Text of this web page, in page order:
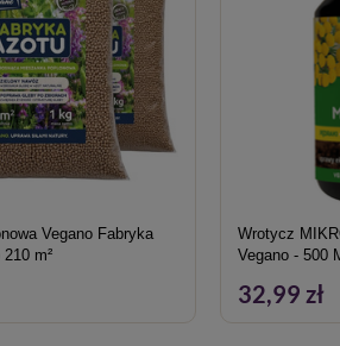
roślin należy korzystać z
środków ochrony roślin mogą
ustawy o środkach ochrony roślin z dnia
Vegano Fabryka
m²
Wrotycz MIKROACTIV + mikroorganizmy
Vegano - 500
32,99 zł